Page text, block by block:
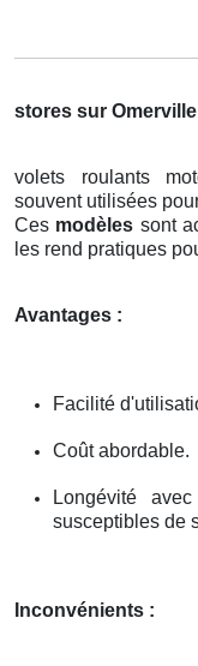
stores sur Omerville
volets roulants
souvent utilisées
Ces modèles sont
les rend pratiques
Avantages :
Facilité
Coût abordable.
Longévité
susceptibles de
Inconvénients :